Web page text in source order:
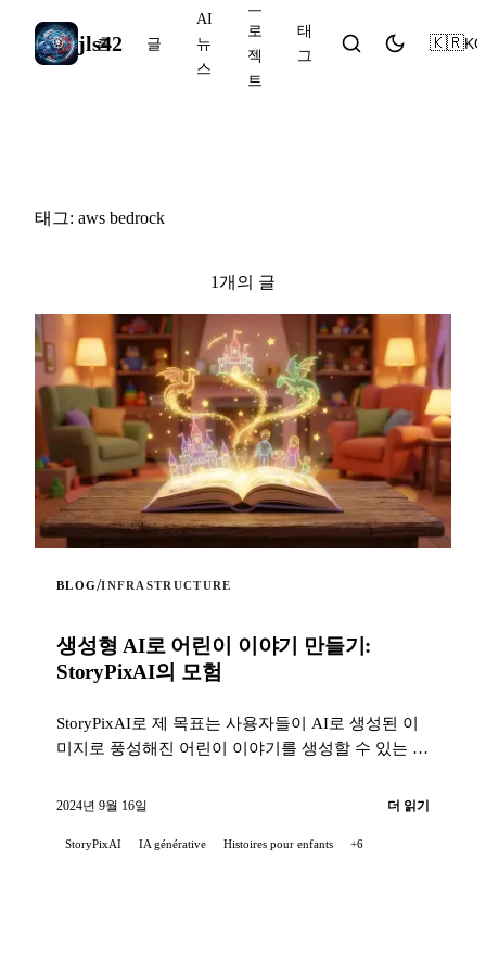
jls42
홈 글
AI
뉴
스
프
로
젝
트
태
그
🇰🇷KO
태그: aws bedrock
1개의 글
BLOG/INFRASTRUCTURE
생성형 AI로 어린이 이야기 만들기:
StoryPixAI의 모험
StoryPixAI로 제 목표는 사용자들이 AI로 생성된 이
미지로 풍성해진 어린이 이야기를 생성할 수 있는 대
2024년 9월 16일 더 읽기
StoryPixAI IA générative Histoires pour enfants +6